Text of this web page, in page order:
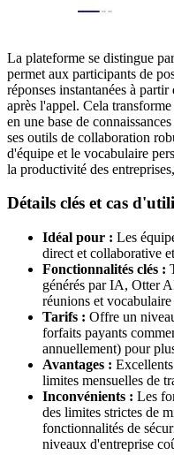
La plateforme se distingue
permet aux participants de
réponses instantanées à
après l'appel. Cela
en une base de
ses outils de collaboration
d'équipe et le vocabulaire
la productivité des
Détails clés et cas
Idéal pour : Les
direct et collaborative
Fonctionnalités clés :
générés par IA, Otter
réunions et vocabulaire
Tarifs : Offre un
forfaits payants
annuellement) pour
Avantages :
limites mensuelles de
Inconvénients : Les
des limites strictes de
fonctionnalités de
niveaux d'entreprise